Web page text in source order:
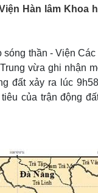
Văn
Sân
Hàn lâm Khoa
thần - Viện
vừa ghi nhận
đất xảy ra lúc
của trận động